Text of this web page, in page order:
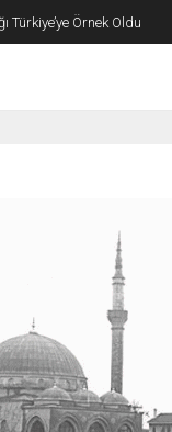
Türkiye’ye Örnek Oldu